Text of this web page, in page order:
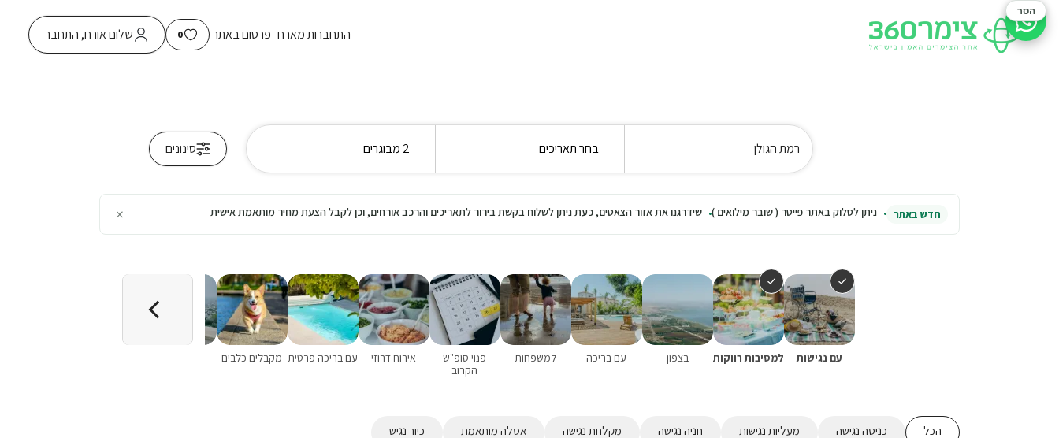
התחברות מארח פרסום באתר 0 שלום אורח, התחבר
רמת הגולן בחר תאריכים 2 מבוגרים סינונים
חדש באתר ניתן לסלוק באתר פייטר ( שובר מילואים ) שידרגנו את אזור הצאטים, כעת ניתן לשלוח בקשת בירור לתאריכים והרכב אורחים, וכן לקבל הצעת מחיר מותאמת אישית ×
עם נגישות למסיבות רווקות בצפון עם בריכה למשפחות
פנוי סופ"ש
הקרוב
אירוח דרוזי עם בריכה פרטית מקבלים כלבים
הכל כניסה נגישה מעליות נגישות חניה נגישה מקלחת נגישה אסלה מותאמת כיור נגיש
סיוע בהזמנה
הסר